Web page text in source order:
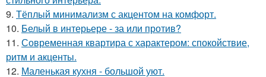
9. Тёплый минимализм с акцентом на комфорт.
10. Белый в интерьере - за или против?
11. Современная квартира с характером: спокойствие,
ритм и акценты.
12. Маленькая кухня - большой уют.